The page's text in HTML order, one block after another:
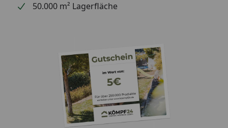
Nicht für die
Anwendung
Gewächshaus
Nicht für
die
Anwendung
im Haus
geeignet
Nicht für
die
Anwendung
auf
Balkon und
Terrasse
50.000 m² Lagerfläche